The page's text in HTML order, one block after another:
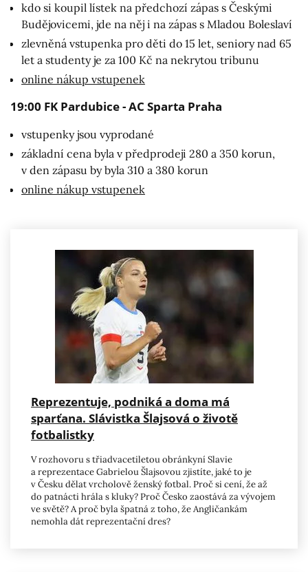
kdo si koupil lístek na předchozí zápas s Českými
Budějovicemi, jde na něj i na zápas s Mladou Boleslaví
zlevněná vstupenka pro děti do 15 let, seniory nad 65
let a studenty je za 100 Kč na nekrytou tribunu
online nákup vstupenek
19:00 FK Pardubice - AC Sparta Praha
vstupenky jsou vyprodané
základní cena byla v předprodeji 280 a 350 korun,
v den zápasu by byla 310 a 380 korun
online nákup vstupenek
Reprezentuje, podniká a doma má
sparťana. Slávistka Šlajsová o životě
fotbalistky
V rozhovoru s třiadvacetiletou obránkyní Slavie
a reprezentace Gabrielou Šlajsovou zjistíte, jaké to je
v Česku dělat vrcholově ženský fotbal. Proč si cení, že až
do patnácti hrála s kluky? Proč Česko zaostává za vývojem
ve světě? A proč byla špatná z toho, že Angličankám
nemohla dát reprezentační dres?